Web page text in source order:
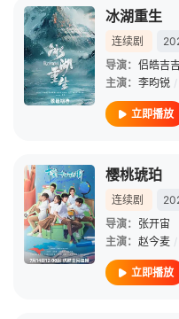
冰湖重生
连续剧
导演： 侣皓吉
主演： 李昀锐 /
立即播放
樱桃琥珀
连续剧
导演： 张开宙
主演： 赵今麦 /
立即播放